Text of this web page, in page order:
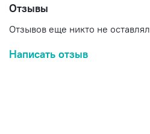
Отзывы
Отзывов еще никто не оставлял
Написать отзыв